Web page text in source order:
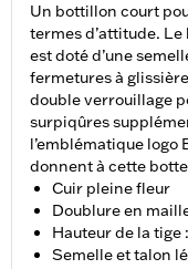
Un bottillon court
termes d’attitude.
est doté d’une
fermetures à
double verrouillage
surpiqûres
l’emblématique
donnent à cette
Cuir pleine fleur
Doublure en
Hauteur de la tige
Semelle et talon